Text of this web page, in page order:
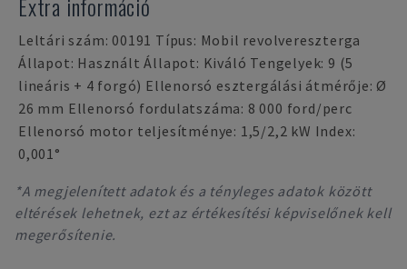
Leltári szám: 00191 Típus: Mobil revolvereszterga
Állapot: Használt Állapot: Kiváló Tengelyek: 9 (5
lineáris + 4 forgó) Ellenorsó esztergálási átmérője: Ø
26 mm Ellenorsó fordulatszáma: 8 000 ford/perc
Ellenorsó motor teljesítménye: 1,5/2,2 kW Index:
0,001°
*A megjelenített adatok és a tényleges adatok között
eltérések lehetnek, ezt az értékesítési képviselőnek kell
megerősítenie.